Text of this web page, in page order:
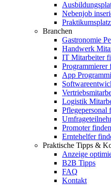
Nebenjob
Branchen
Gastronomie
Handwerk
IT Mitarbeiter
Programmierer
App
Logistik
Pflegepersonal
Promoter finden
Erntehelfer
Praktische Tipps &
Anzeige
B2B Tipps
FAQ
Kontakt